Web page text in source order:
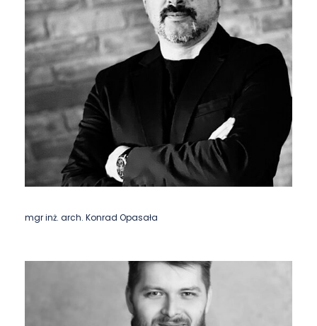
mgr inż. arch. Konrad Opasała